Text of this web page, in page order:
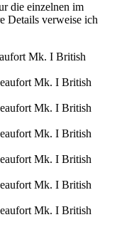
die einzelnen im
Details verweise ich